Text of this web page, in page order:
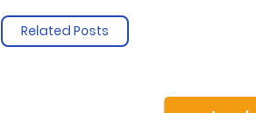
Related Posts